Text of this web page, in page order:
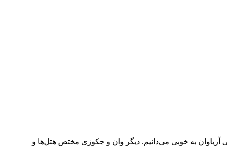
به خوبی می‌دانیم. دیگر وان و جکوزی مختص هتل‌ها و